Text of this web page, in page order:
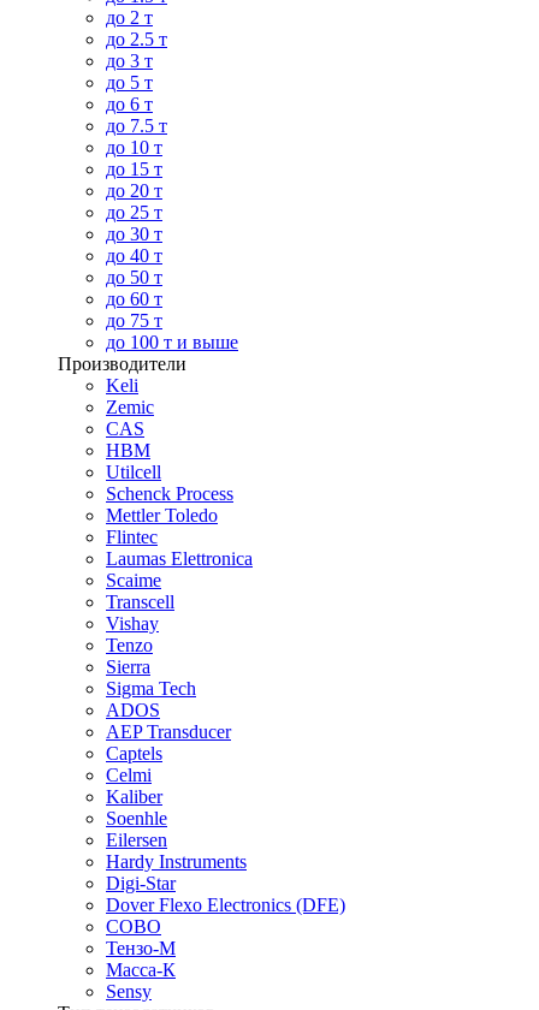
до 2 т
до 2.5 т
до 3 т
до 5 т
до 6 т
до 7.5 т
до 10 т
до 15 т
до 20 т
до 25 т
до 30 т
до 40 т
до 50 т
до 60 т
до 75 т
до 100 т и выше
Производители
Keli
Zemic
CAS
HBM
Utilcell
Schenck Process
Mettler Toledo
Flintec
Laumas Elettronica
Scaime
Transcell
Vishay
Tenzo
Sierra
Sigma Tech
ADOS
AEP Transducer
Captels
Celmi
Kaliber
Soenhle
Eilersen
Hardy Instruments
Digi-Star
Dover Flexo Electronics (DFE)
COBO
Тензо-М
Масса-К
Sensy